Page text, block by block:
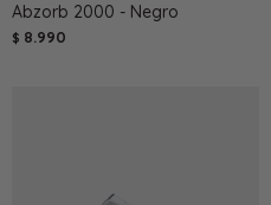
Abzorb 2000 - Negro
$ 8.990